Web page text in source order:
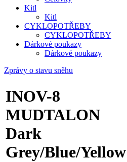
Kitl
Kitl
CYKLOPOTŘEBY
CYKLOPOTŘEBY
Dárkové poukazy
Dárkové poukazy
Zprávy o stavu sněhu
INOV-8
MUDTALON
Dark
Grey/Blue/Yellow